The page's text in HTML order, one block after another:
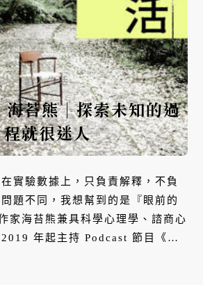
迷人生活
苔熊｜​​探索未知的過
程就很迷人
在實驗數據上，只負責解釋，不負
題不同，我想幫到的是『眼前的
年起主持 Podcast 節目《海